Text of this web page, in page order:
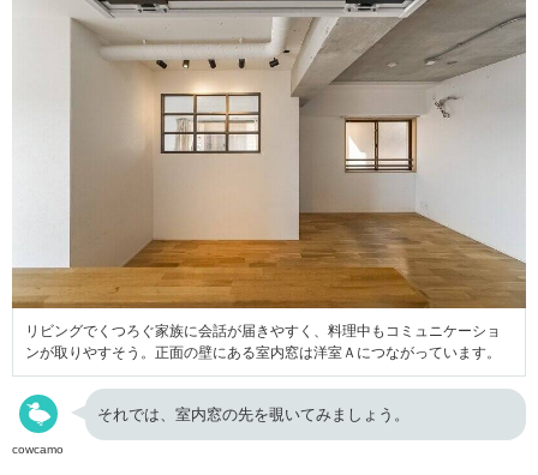
リビングでくつろぐ家族に会話が届きやすく、料理中もコミュニケーショ
ンが取りやすそう。正面の壁にある室内窓は洋室Ａにつながっています。
cowcamo
それでは、室内窓の先を覗いてみましょう。